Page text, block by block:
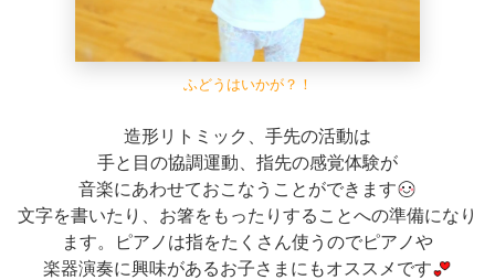
ふどうはいかが？！
造形リトミック、手先の活動は
手と目の協調運動、指先の感覚体験が
音楽にあわせておこなうことができます
文字を書いたり、お箸をもったりすることへの準備になり
ます。ピアノは指をたくさん使うのでピアノや
楽器演奏に興味があるお子さまにもオススメです